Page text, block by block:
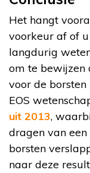
Het hangt
voorkeur af of
langdurig
om te bewijzen
voor de
EOS
uit 2013,
dragen van
borsten
naar deze